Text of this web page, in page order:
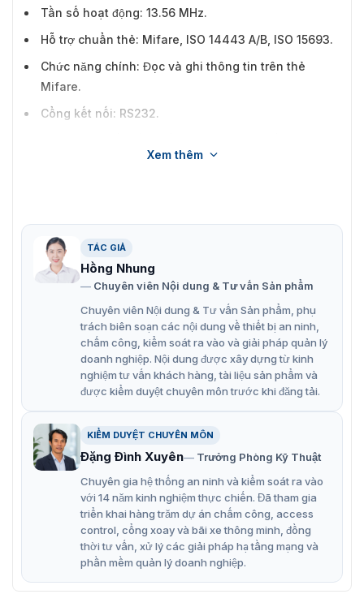
Tần số hoạt động: 13.56 MHz.
Hỗ trợ chuẩn thẻ: Mifare, ISO 14443 A/B, ISO 15693.
Chức năng chính: Đọc và ghi thông tin trên thẻ
Mifare.
Cổng kết nối: RS232.
các hệ thống an ninh khác.
Xem thêm
TÁC GIẢ
Hồng Nhung
Chuyên viên Nội dung & Tư vấn Sản phẩm
Chuyên viên Nội dung & Tư vấn Sản phẩm, phụ
trách biên soạn các nội dung về thiết bị an ninh,
chấm công, kiểm soát ra vào và giải pháp quản lý
doanh nghiệp. Nội dung được xây dựng từ kinh
nghiệm tư vấn khách hàng, tài liệu sản phẩm và
được kiểm duyệt chuyên môn trước khi đăng tải.
KIỂM DUYỆT CHUYÊN MÔN
Đặng Đình Xuyên
Trưởng Phòng Kỹ Thuật
Chuyên gia hệ thống an ninh và kiểm soát ra vào
với 14 năm kinh nghiệm thực chiến. Đã tham gia
triển khai hàng trăm dự án chấm công, access
control, cổng xoay và bãi xe thông minh, đồng
thời tư vấn, xử lý các giải pháp hạ tầng mạng và
phần mềm quản lý doanh nghiệp.